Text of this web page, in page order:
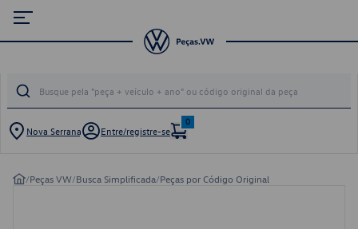
Nova Serrana Entre/registre-se
0
/Peças VW/Busca Simplificada/Peças por Código Original